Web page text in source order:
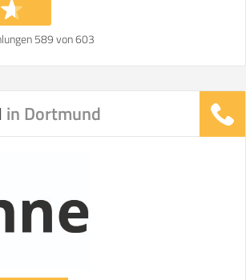
ICH WILL SELBST UMZIEHEN
589 von 603
in Dortmund